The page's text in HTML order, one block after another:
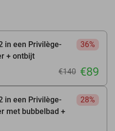
in een Privilège-
+ ontbijt
36%
€140 €89
in een Privilège-
met bubbelbad +
28%